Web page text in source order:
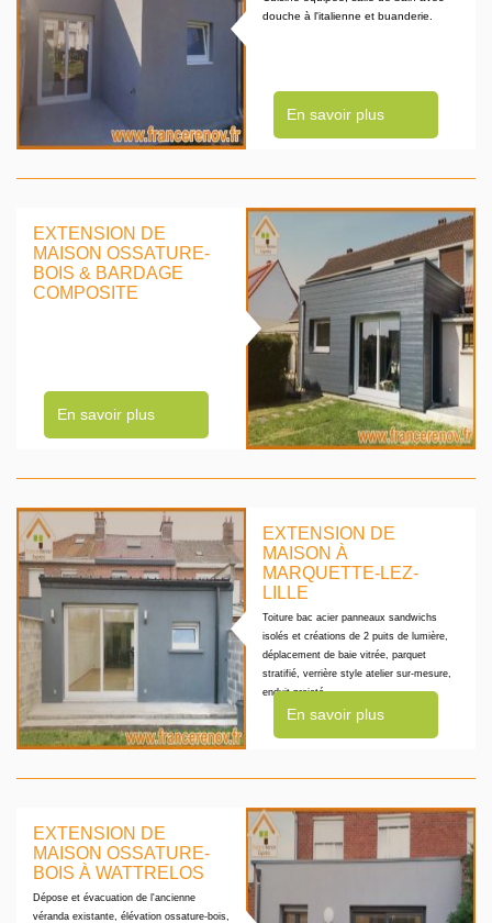
douche à l'italienne et buanderie.
En savoir plus
EXTENSION DE
MAISON OSSATURE-
BOIS & BARDAGE
COMPOSITE
En savoir plus
EXTENSION DE
MAISON À
MARQUETTE-LEZ-
LILLE
Toiture bac acier panneaux sandwichs
isolés et créations de 2 puits de lumière,
déplacement de baie vitrée, parquet
stratifié, verrière style atelier sur-mesure,
enduit projeté
En savoir plus
EXTENSION DE
MAISON OSSATURE-
BOIS À WATTRELOS
Dépose et évacuation de l'ancienne
véranda existante, élévation ossature-bois,